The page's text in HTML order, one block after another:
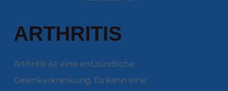
ARTHRITIS
Arthritis ist eine entzündliche
Gelenkerkrankung. Es kann eine